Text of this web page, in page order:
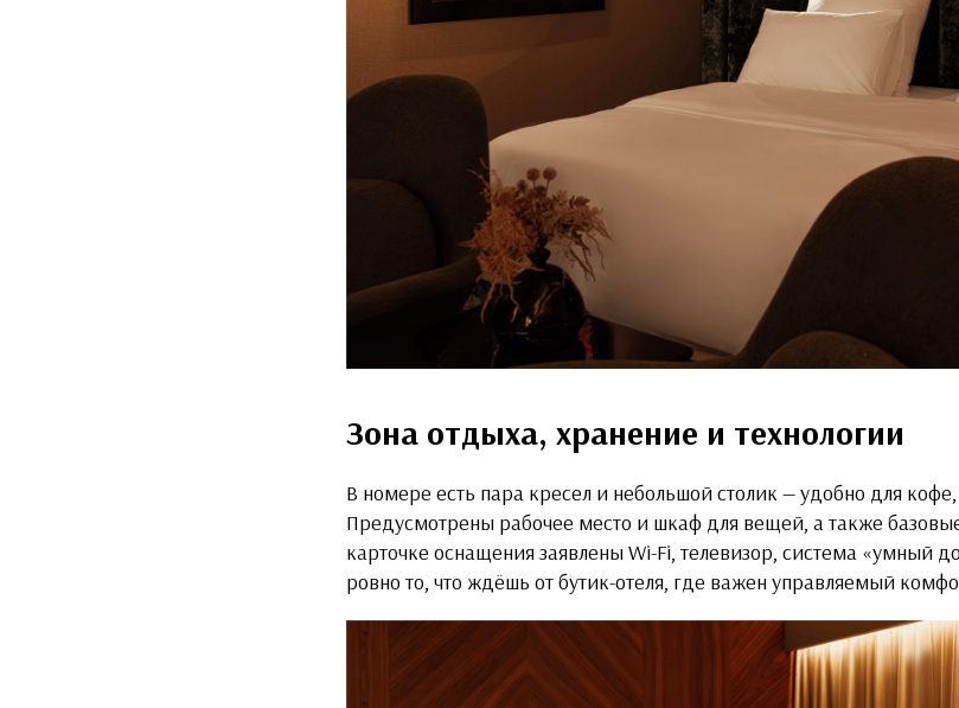
Зона отдыха, хранение и технологии
В номере есть пара кресел и небольшой столик — удобно для
Предусмотрены рабочее место и шкаф для вещей, а также
карточке оснащения заявлены Wi-Fi, телевизор, система «умный
ровно то, что ждёшь от бутик-отеля, где важен управляемый